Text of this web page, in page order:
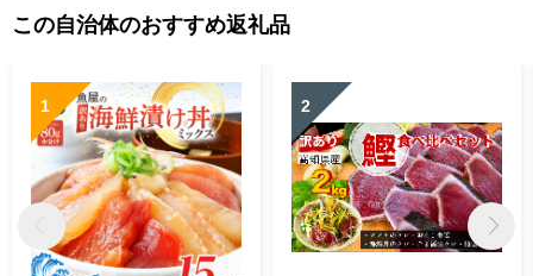
この自治体のおすすめ返礼品
1 2